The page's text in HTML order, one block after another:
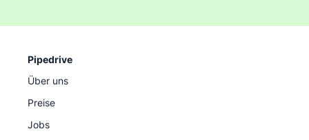
Pipedrive
Über uns
Preise
Jobs